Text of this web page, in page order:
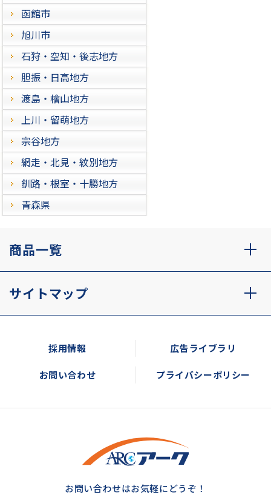
函館市
旭川市
石狩・空知・後志地方
胆振・日高地方
渡島・檜山地方
上川・留萌地方
宗谷地方
網走・北見・紋別地方
釧路・根室・十勝地方
青森県
商品一覧
サイトマップ
採用情報 広告ライブラリ
お問い合わせ プライバシーポリシー
お問い合わせはお気軽にどうぞ！